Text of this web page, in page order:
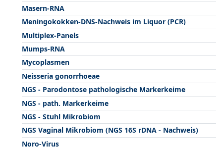
Masern-RNA
Meningokokken-DNS-Nachweis im Liquor (PCR)
Multiplex-Panels
Mumps-RNA
Mycoplasmen
Neisseria gonorrhoeae
NGS - Parodontose pathologische Markerkeime
NGS - path. Markerkeime
NGS - Stuhl Mikrobiom
NGS Vaginal Mikrobiom (NGS 16S rDNA - Nachweis)
Noro-Virus